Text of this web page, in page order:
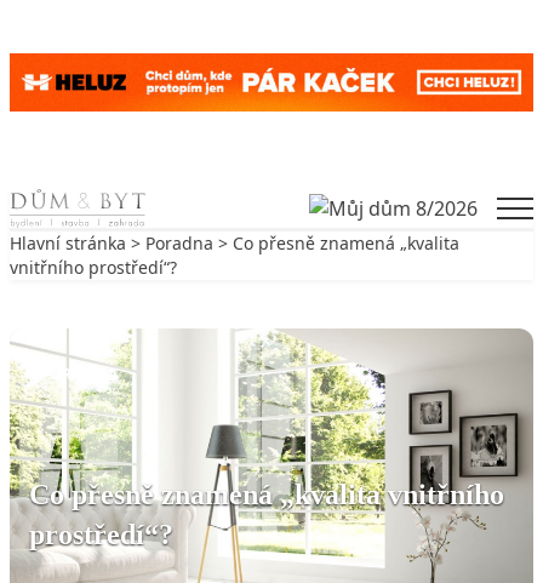
Skip to content
Hlavní stránka > Poradna > Co přesně znamená „kvalita
vnitřního prostředí“?
PORADNA
Co přesně znamená „kvalita vnitřního
prostředí“?